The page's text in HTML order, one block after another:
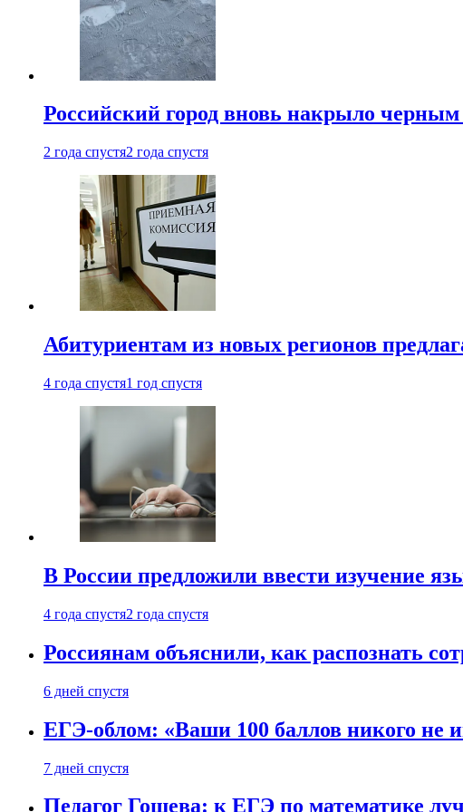
Российский город вновь накрыло черным
2 года спустя2 года спустя
Абитуриентам из новых регионов
4 года спустя1 год спустя
В России предложили ввести изучение
4 года спустя2 года спустя
Россиянам объяснили, как распознать
6 дней спустя
ЕГЭ-облом: «Ваши 100 баллов никого не
7 дней спустя
Педагог Гошева: к ЕГЭ по математике